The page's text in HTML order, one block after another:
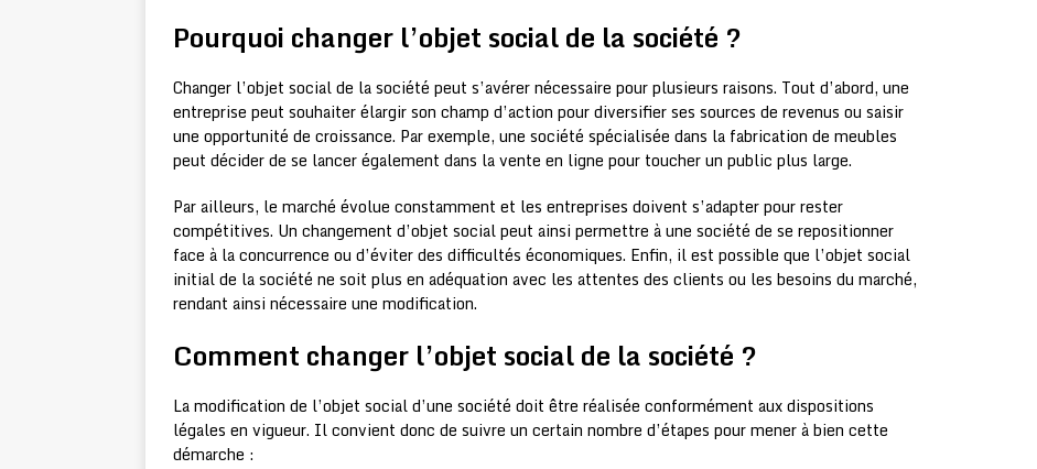
Pourquoi changer l’objet social de la société ?
Changer l’objet social de la société peut s’avérer nécessaire pour plusieurs raisons. Tout d’abord, une
entreprise peut souhaiter élargir son champ d’action pour diversifier ses sources de revenus ou saisir
une opportunité de croissance. Par exemple, une société spécialisée dans la fabrication de meubles
peut décider de se lancer également dans la vente en ligne pour toucher un public plus large.
Par ailleurs, le marché évolue constamment et les entreprises doivent s’adapter pour rester
compétitives. Un changement d’objet social peut ainsi permettre à une société de se repositionner
face à la concurrence ou d’éviter des difficultés économiques. Enfin, il est possible que l’objet social
initial de la société ne soit plus en adéquation avec les attentes des clients ou les besoins du marché,
rendant ainsi nécessaire une modification.
Comment changer l’objet social de la société ?
La modification de l’objet social d’une société doit être réalisée conformément aux dispositions
légales en vigueur. Il convient donc de suivre un certain nombre d’étapes pour mener à bien cette
démarche :